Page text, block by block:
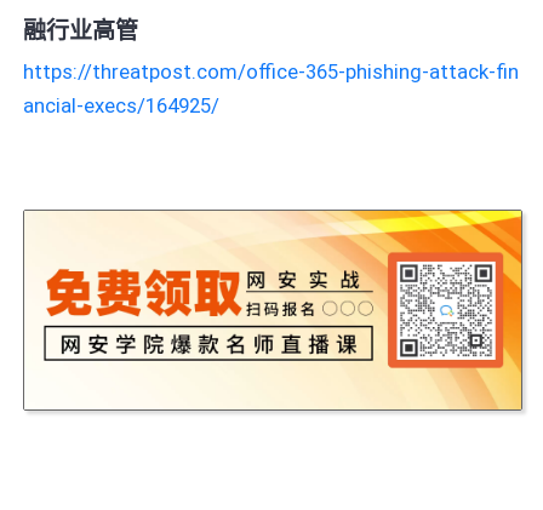
融行业高管
https://threatpost.com/office-365-phishing-attack-fin
ancial-execs/164925/